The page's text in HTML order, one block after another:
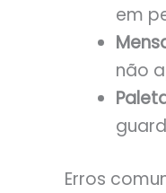
em
não
Erros